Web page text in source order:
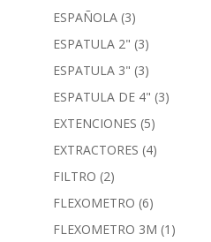
ESPAÑOLA (3)
ESPATULA 2" (3)
ESPATULA 3" (3)
ESPATULA DE 4" (3)
EXTENCIONES (5)
EXTRACTORES (4)
FILTRO (2)
FLEXOMETRO (6)
FLEXOMETRO 3M (1)